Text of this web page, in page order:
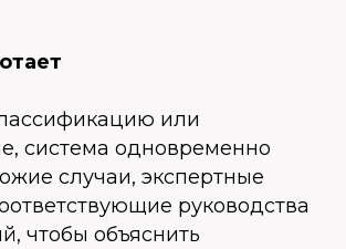
или
система одновременно
случаи, экспертные
руководства
чтобы объяснить